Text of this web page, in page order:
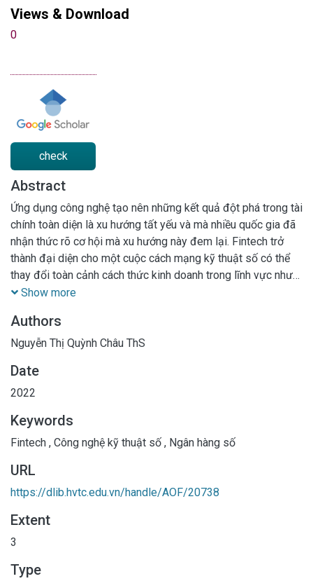
Views & Download
0
check
Abstract
Ứng dụng công nghệ tạo nên những kết quả đột phá trong tài
chính toàn diện là xu hướng tất yếu và mà nhiều quốc gia đã
nhận thức rõ cơ hội mà xu hướng này đem lại. Fintech trở
thành đại diện cho một cuộc cách mạng kỹ thuật số có thể
thay đổi toàn cảnh cách thức kinh doanh trong lĩnh vực như
thanh toán, dịch vụ tài chính ngân hàng. Và hiện nay lĩnh vực
và có vai trò nhất định tác động đến thị trường tài chính ngân
hàng
Show more
Authors
Nguyễn Thị Quỳnh Châu ThS
Date
2022
Keywords
Fintech , Công nghệ kỹ thuật số , Ngân hàng số
URL
https://dlib.hvtc.edu.vn/handle/AOF/20738
Extent
3
Type